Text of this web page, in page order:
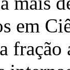
em